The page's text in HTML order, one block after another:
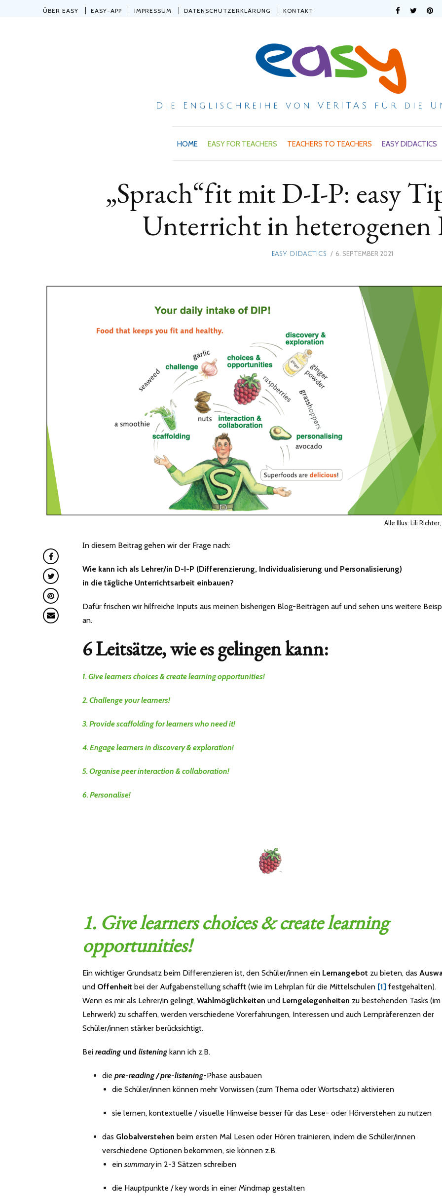
ÜBER EASY EASY-APP IMPRESSUM DATENSCHUTZERKLÄRUNG KONTAKT
Die Englischreihe von VERITAS für die
HOME EASY FOR TEACHERS TEACHERS TO TEACHERS EASY DIDACTICS
„Sprach“fit mit D-I-P: easy
Unterricht in heterogenen
EASY DIDACTICS
POSTED
6. SEPTEMBER 2021
Alle Illus: Lili
In diesem Beitrag gehen wir der Frage nach:
Wie kann ich als Lehrer/in D-I-P (Differenzierung, Individualisierung und Personalisierung)
in die tägliche Unterrichtsarbeit einbauen?
Dafür frischen wir hilfreiche Inputs aus meinen bisherigen Blog-Beiträgen auf und sehen uns weitere
an.
6 Leitsätze, wie es gelingen kann:
1. Give learners choices & create learning opportunities!
2. Challenge your learners!
3. Provide scaffolding for learners who need it!
4. Engage learners in discovery & exploration!
5. Organise peer interaction & collaboration!
6. Personalise!
1. Give learners choices & create learning
opportunities!
Ein wichtiger Grundsatz beim Differenzieren ist, den Schüler/innen ein Lernangebot zu bieten, das
und Offenheit bei der Aufgabenstellung schafft (wie im Lehrplan für die Mittelschulen [1] festgehalten).
Wenn es mir als Lehrer/in gelingt, Wahlmöglichkeiten und Lerngelegenheiten zu bestehenden Tasks (im
Lehrwerk) zu schaffen, werden verschiedene Vorerfahrungen, Interessen und auch Lernpräferenzen der
Schüler/innen stärker berücksichtigt.
Bei reading und listening kann ich z.B.
die pre-reading / pre-listening-Phase ausbauen
die Schüler/innen können mehr Vorwissen (zum Thema oder Wortschatz) aktivieren
sie lernen, kontextuelle / visuelle Hinweise besser für das Lese- oder Hörverstehen zu nutzen
das Globalverstehen beim ersten Mal Lesen oder Hören trainieren, indem die Schüler/innen
verschiedene Optionen bekommen, sie können z.B.
ein summaryin 2-3 Sätzen schreiben
die Hauptpunkte / key words in einer Mindmap gestalten